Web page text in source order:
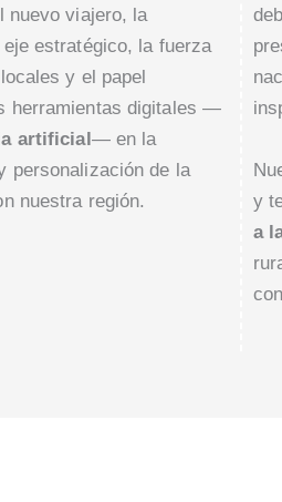
nuevo viajero, la
estratégico, la fuerza
y el papel
herramientas digitales —
artificial — en la
personalización de la
nuestra región.
y
a